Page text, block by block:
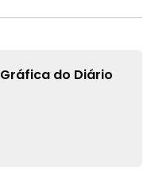
Gráfica do Diário